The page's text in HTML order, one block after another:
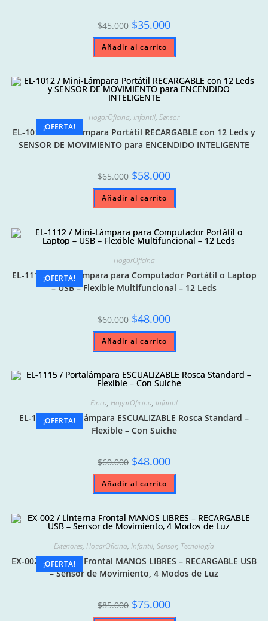
$45.000 Original
price
was:
$45.000.
$35.000Current
is:
Añadir al carrito
¡OFERTA!
HogarOficina, Infantil, Sensor
EL-1012 / Mini-Lámpara Portátil RECARGABLE con 12 Leds y
SENSOR DE MOVIMIENTO para ENCENDIDO INTELIGENTE
$65.000 Original
price
was:
$65.000.
$58.000Current
is:
Añadir al carrito
¡OFERTA!
HogarOficina
EL-1112 / Mini-Lámpara para Computador Portátil o Laptop
– USB – Flexible Multifuncional – 12 Leds
$60.000 Original
price
was:
$60.000.
$48.000Current
is:
Añadir al carrito
¡OFERTA!
Finca, HogarOficina, Infantil
EL-1115 / Portalámpara ESCUALIZABLE Rosca Standard –
Flexible – Con Suiche
$60.000 Original
price
was:
$60.000.
$48.000Current
is:
Añadir al carrito
¡OFERTA!
Exteriores, HogarOficina, Infantil, Sensor, Tecnología
EX-002 / Linterna Frontal MANOS LIBRES – RECARGABLE USB
– Sensor de Movimiento, 4 Modos de Luz
$85.000 Original
price
$75.000Current